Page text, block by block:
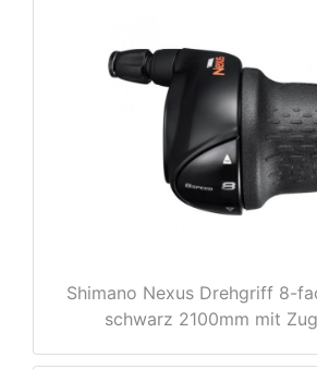
Shimano Nexus Drehgriff 8-
schwarz 2100mm mit